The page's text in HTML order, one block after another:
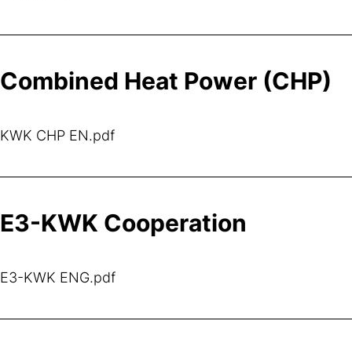
Combined Heat Power (CHP)
KWK CHP EN.pdf
E3-KWK Cooperation
E3-KWK ENG.pdf